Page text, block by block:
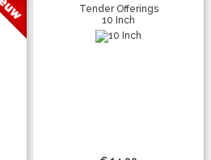
Tender Offerings
10 Inch